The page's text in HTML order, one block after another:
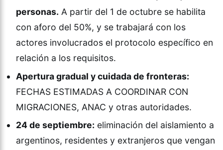
personas. A partir del 1 de octubre se habilita
con aforo del 50%, y se trabajará con los
actores involucrados el protocolo específico en
relación a los requisitos.
Apertura gradual y cuidada de fronteras:
FECHAS ESTIMADAS A COORDINAR CON
MIGRACIONES, ANAC y otras autoridades.
24 de septiembre: eliminación del aislamiento a
argentinos, residentes y extranjeros que vengan